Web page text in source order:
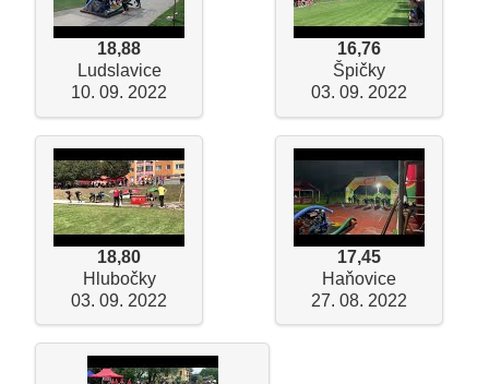
18,88
Ludslavice
10. 09. 2022
16,76
Špičky
03. 09. 2022
18,80
Hlubočky
03. 09. 2022
17,45
Haňovice
27. 08. 2022